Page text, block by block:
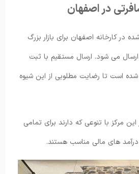
در اصفهان
در کارخانه اصفهان برای بازار بزرگ
می شود. ارسال مستقیم با ثبت
است تا رضایت مطلوبی از این شیوه
مرکز با تنوعی که دارند برای تمامی
های مالی مناسب هستند.